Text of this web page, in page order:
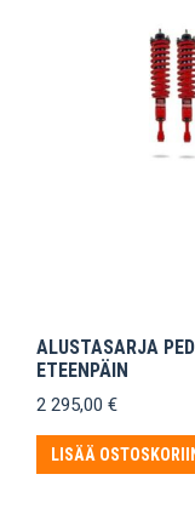
ALUSTASARJA
ETEENPÄIN
2 295,00 €
LISÄÄ